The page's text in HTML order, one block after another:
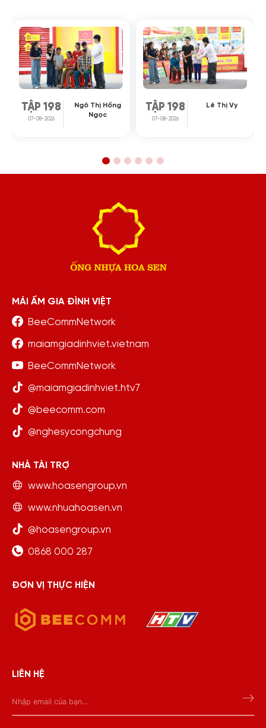
TẬP 198
07-08-2026
Ngô Thị Hồng
Ngọc
TẬP 198
07-08-2026
Lê Thị Vy
MÁI ẤM GIA ĐÌNH VIỆT
BeeCommNetwork
maiamgiadinhviet.vietnam
BeeCommNetwork
@maiamgiadinhviet.htv7
@beecomm.com
@nghesycongchung
NHÀ TÀI TRỢ
www.hoasengroup.vn
www.nhuahoasen.vn
@hoasengroup.vn
0868 000 287
ĐƠN VỊ THỰC HIỆN
LIÊN HỆ